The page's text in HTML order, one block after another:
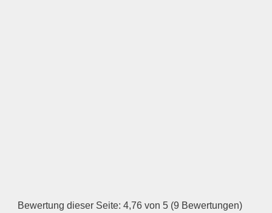
Bewertung dieser Seite: 4,76 von 5 (9 Bewertungen)